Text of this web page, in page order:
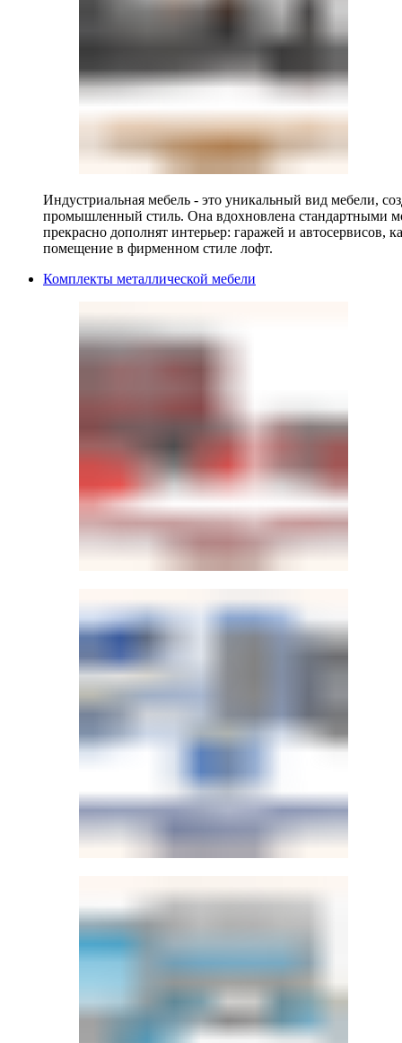
Индустриальная мебель - это уникальный вид мебели,
промышленный стиль. Она вдохновлена стандартными
прекрасно дополнят интерьер: гаражей и автосервисов,
помещение в фирменном стиле лофт.
Комплекты металлической мебели